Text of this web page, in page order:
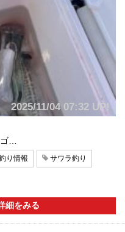
2025/11/04 07:32 UP!
…
り情報 サワラ釣り
細をみる